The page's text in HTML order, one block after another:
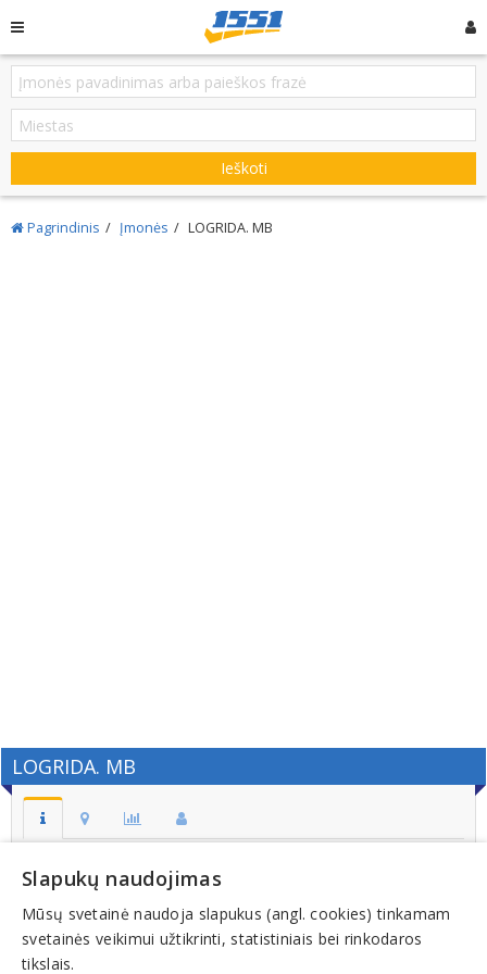
Ieškoti
Pagrindinis Įmonės LOGRIDA. MB
LOGRIDA. MB
Adresas:
Eglyno g. 3, LT-76185, ŠIAULIAI
Kodas:
302924582
Slapukų naudojimas
Mūsų svetainė naudoja slapukus (angl. cookies) tinkamam
svetainės veikimui užtikrinti, statistiniais bei rinkodaros
tikslais.